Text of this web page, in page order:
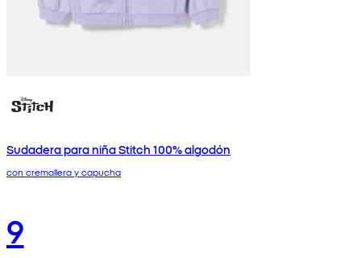
Sudadera para niña Stitch 100% algodón
con cremallera y capucha
9